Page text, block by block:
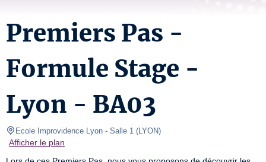
Premiers Pas -
Formule Stage -
Lyon - BA03
Ecole Improvidence Lyon - Salle 1 (LYON)
Afficher le plan